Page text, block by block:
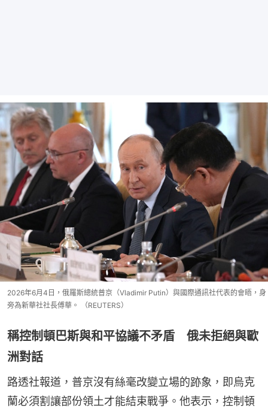
2026年6月4日，俄羅斯總統普京（Vladimir Putin）與國際通訊社代表的會晤，身
旁為新華社社長傅華。 （REUTERS）
稱控制頓巴斯與和平協議不矛盾 俄未拒絕與歐
洲對話
路透社報道，普京沒有絲毫改變立場的跡象，即烏克
蘭必須割讓部份領土才能結束戰爭。他表示，控制頓